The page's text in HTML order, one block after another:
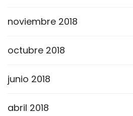
noviembre 2018
octubre 2018
junio 2018
abril 2018